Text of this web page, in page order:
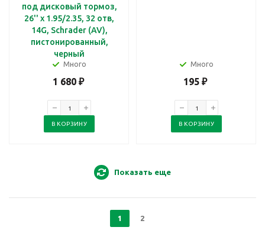
под дисковый тормоз,
26'' x 1.95/2.35, 32 отв,
14G, Schrader (AV),
пистонированный,
черный
Много
1 680₽
В КОРЗИНУ
Много
195 ₽
В КОРЗИНУ
Показать еще
1 2